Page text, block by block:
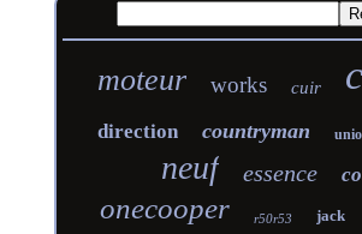
moteur works cuir
direction countryman
neuf essence
onecooper r50r53 jack